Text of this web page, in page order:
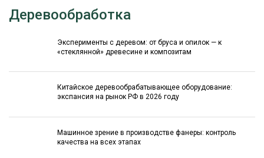
Деревообработка
Эксперименты с деревом: от бруса и опилок — к
«стеклянной» древесине и композитам
Китайское деревообрабатывающее оборудование:
экспансия на рынок РФ в 2026 году
Машинное зрение в производстве фанеры: контроль
качества на всех этапах